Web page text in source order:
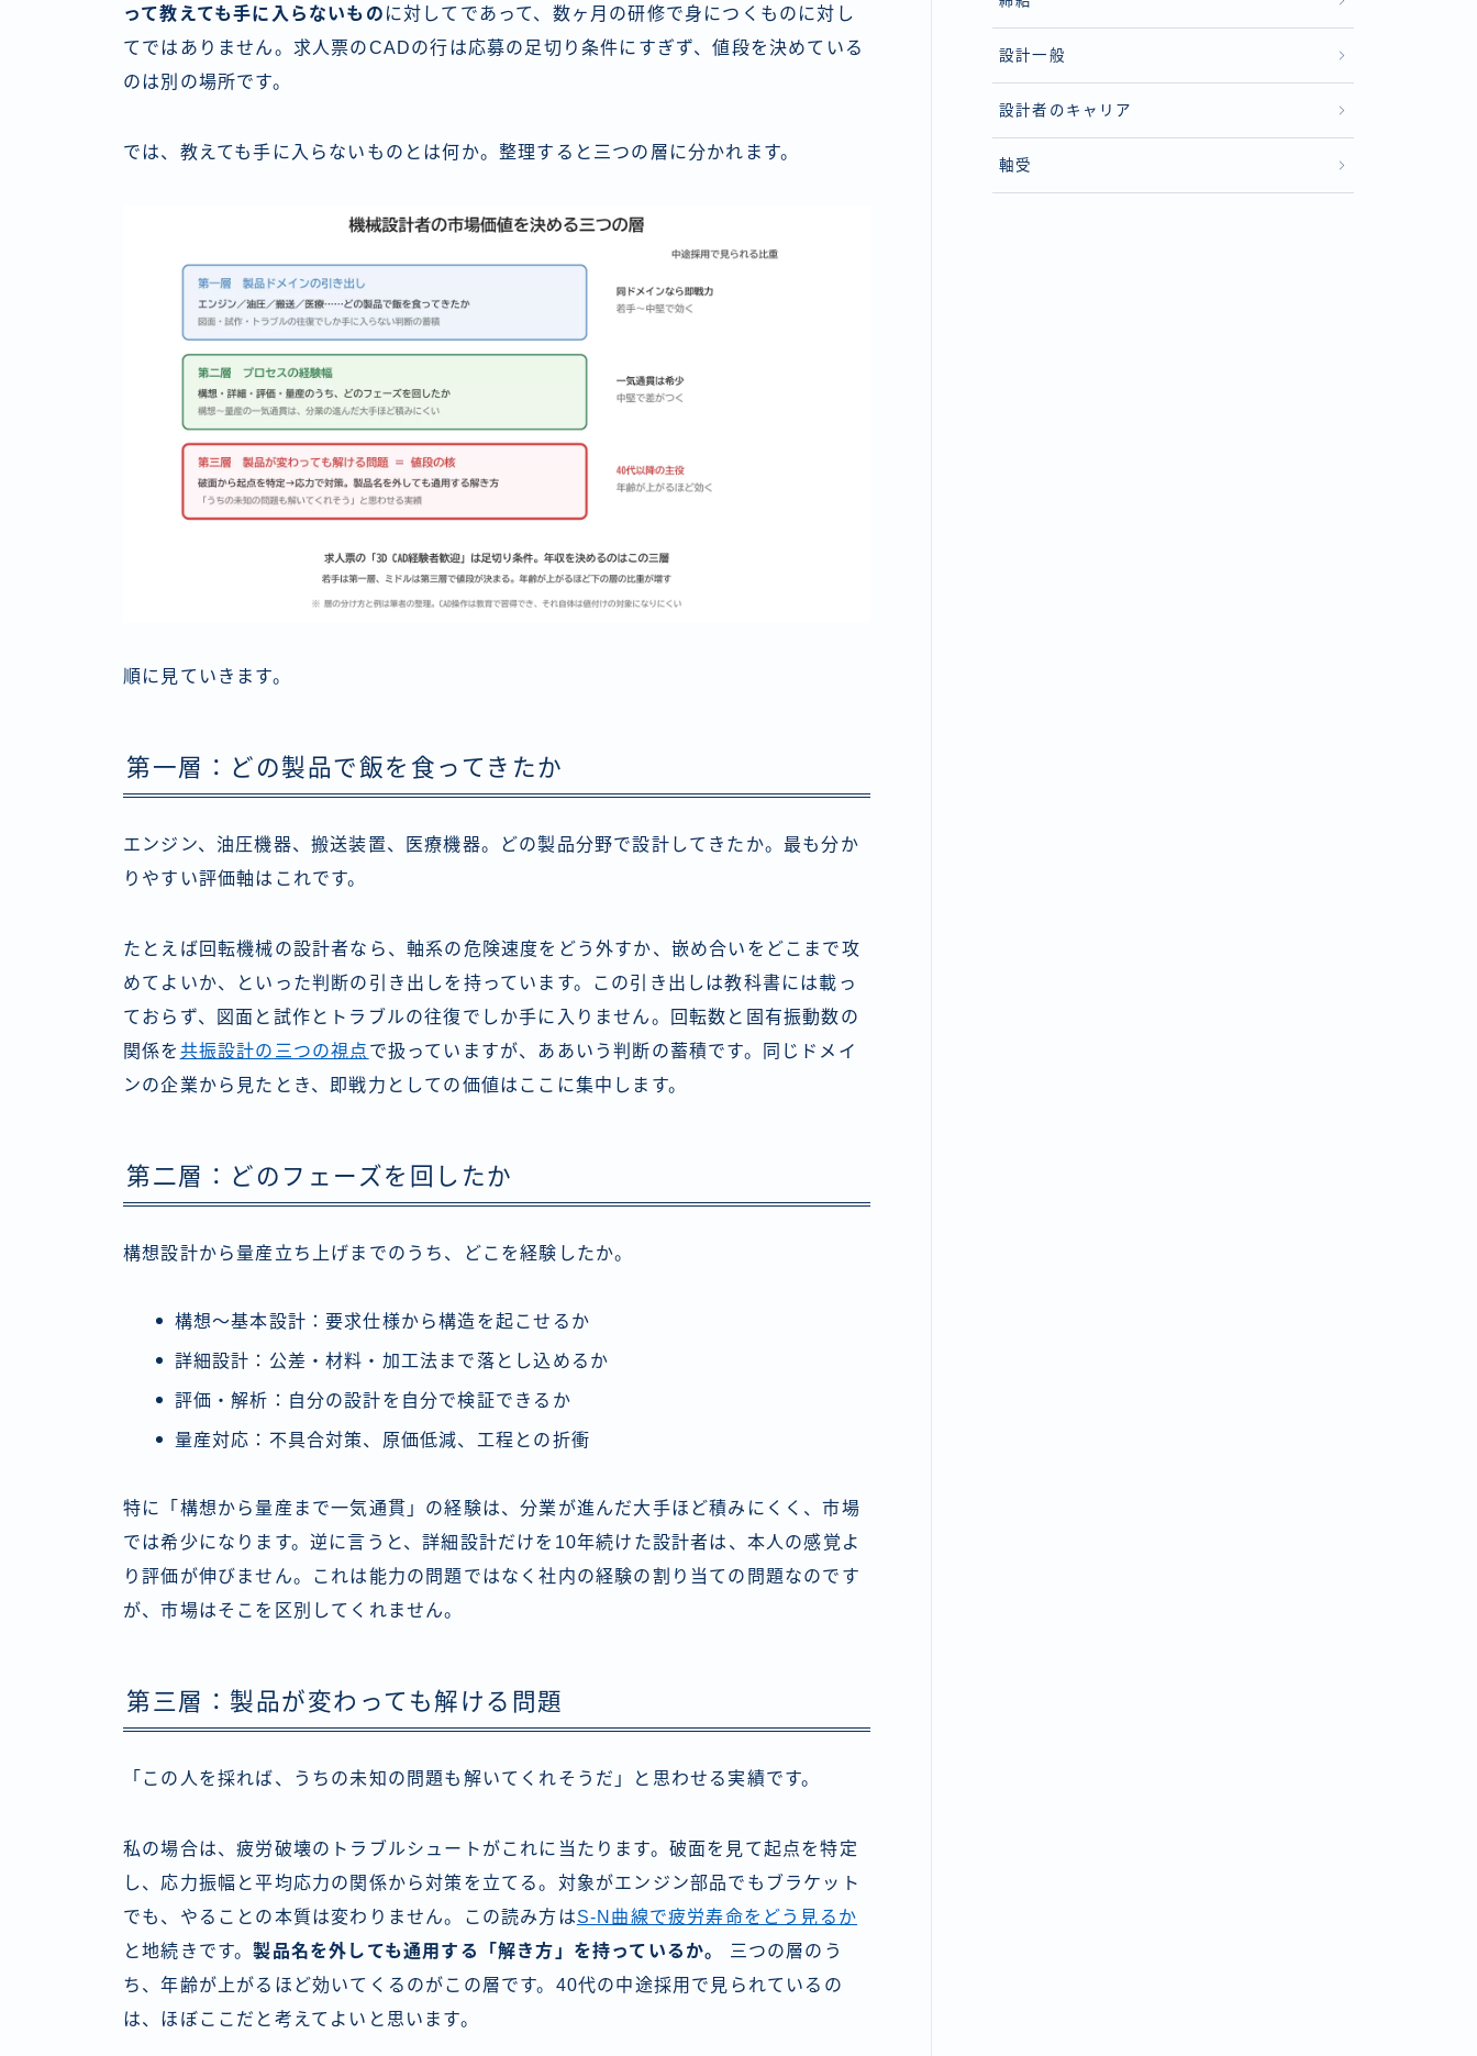
って教えても手に入らないもの に対してであって、数ヶ月の研修で身につくものに対し
てではありません。求人票のCADの行は応募の足切り条件にすぎず、値段を決めている
のは別の場所です。
では、教えても手に入らないものとは何か。整理すると三つの層に分かれます。
順に見ていきます。
第一層：どの製品で飯を食ってきたか
エンジン、油圧機器、搬送装置、医療機器。どの製品分野で設計してきたか。最も分か
りやすい評価軸はこれです。
たとえば回転機械の設計者なら、軸系の危険速度をどう外すか、嵌め合いをどこまで攻
めてよいか、といった判断の引き出しを持っています。この引き出しは教科書には載っ
ておらず、図面と試作とトラブルの往復でしか手に入りません。回転数と固有振動数の
関係を 共振設計の三つの視点 で扱っていますが、ああいう判断の蓄積です。同じドメイ
ンの企業から見たとき、即戦力としての価値はここに集中します。
第二層：どのフェーズを回したか
構想設計から量産立ち上げまでのうち、どこを経験したか。
構想〜基本設計：要求仕様から構造を起こせるか
詳細設計：公差・材料・加工法まで落とし込めるか
評価・解析：自分の設計を自分で検証できるか
量産対応：不具合対策、原価低減、工程との折衝
特に「構想から量産まで一気通貫」の経験は、分業が進んだ大手ほど積みにくく、市場
では希少になります。逆に言うと、詳細設計だけを10年続けた設計者は、本人の感覚よ
り評価が伸びません。これは能力の問題ではなく社内の経験の割り当ての問題なのです
が、市場はそこを区別してくれません。
第三層：製品が変わっても解ける問題
「この人を採れば、うちの未知の問題も解いてくれそうだ」と思わせる実績です。
私の場合は、疲労破壊のトラブルシュートがこれに当たります。破面を見て起点を特定
し、応力振幅と平均応力の関係から対策を立てる。対象がエンジン部品でもブラケット
でも、やることの本質は変わりません。この読み方はS-N曲線で疲労寿命をどう見るか
と地続きです。製品名を外しても通用する「解き方」を持っているか。
三つの層のう
ち、年齢が上がるほど効いてくるのがこの層です。40代の中途採用で見られているの
は、ほぼここだと考えてよいと思います。
設計一般
設計者のキャリア
軸受